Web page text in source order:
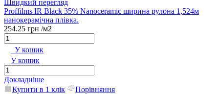
Швидкий перегляд
Proffilms IR Black 35% Nanoceramic ширина рулона 1,524м
нанокерамічна плівка.
254.25 грн /м2
У кошик
У кошик
Докладніше
Купити в 1 клік
Порівняння